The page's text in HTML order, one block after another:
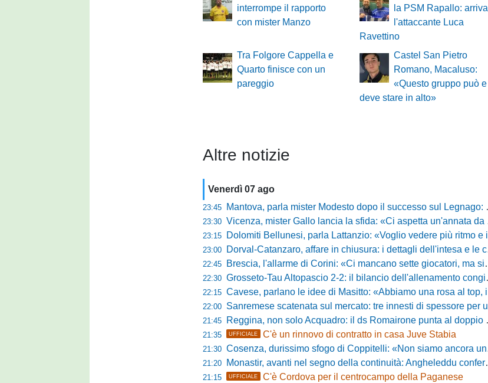
interrompe il rapporto
con mister Manzo
la PSM Rapallo: arriva
l'attaccante Luca
Ravettino
Tra Folgore Cappella e
Quarto finisce con un
pareggio
Castel San Pietro
Romano, Macaluso:
«Questo gruppo può e
deve stare in alto»
Altre notizie
Venerdì 07 ago
23:45 Mantova, parla mister Modesto dopo il successo sul Legnago: "Buona tenuta nervosa, ma dobbiamo migliorare"
23:30 Vicenza, mister Gallo lancia la sfida: «Ci aspetta un'annata da protagonisti in B, ma qui nessuno ha il posto fisso»
23:15 Dolomiti Bellunesi, parla Lattanzio: «Voglio vedere più ritmo e intensità, dobbiamo lasciare tutto sul campo»
23:00 Dorval-Catanzaro, affare in chiusura: i dettagli dell'intesa e le cifre dell'operazione
22:45 Brescia, l'allarme di Corini: «Ci mancano sette giocatori, ma siamo una squadra forte»
22:30 Grosseto-Tau Altopascio 2-2: il bilancio dell'allenamento congiunto e la risposta dei nuovi arrivi
22:15 Cavese, parlano le idee di Masitto: «Abbiamo una rosa al top, il pubblico del Lamberti ci spingerà lontano»
22:00 Sanremese scatenata sul mercato: tre innesti di spessore per un attacco da sogni
21:45 Reggina, non solo Acquadro: il ds Romairone punta al doppio colpo Baldan-Volpicelli
21:35 UFFICIALE C'è un rinnovo di contratto in casa Juve Stabia
21:30 Cosenza, durissimo sfogo di Coppitelli: «Non siamo ancora una squadra, ora serve tirare una riga!»
21:20 Monastir, avanti nel segno della continuità: Angheleddu confermato in panchina, in attacco arriva Loru
21:15 UFFICIALE C'è Cordova per il centrocampo della Paganese